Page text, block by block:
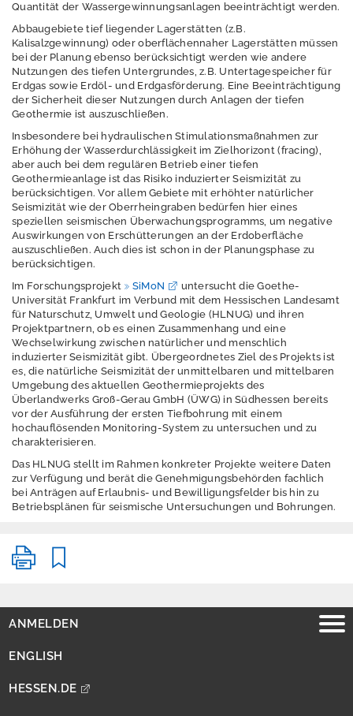
Projekt:
Überlandwerke
Groß-Gerau GmbH
Downloads und
Links
Geologie erleben
Geologische
Landesaufnahme
Geophysik
Geowissenschaftlic
hes Archiv
Landesplanung
Hydrogeologie
Nutzung tiefer
Anpassung
Quantität der Wassergewinnungsanlagen beeinträchtigt werden.
Abbaugebiete tief liegender Lagerstätten (z.B.
Kalisalzgewinnung) oder oberflächennaher Lagerstätten müssen
bei der Planung ebenso berücksichtigt werden wie andere
Nutzungen des tiefen Untergrundes, z.B. Untertagespeicher für
Erdgas sowie Erdöl- und Erdgasförderung. Eine Beeinträchtigung
der Sicherheit dieser Nutzungen durch Anlagen der tiefen
Geothermie ist auszuschließen.
Insbesondere bei hydraulischen Stimulationsmaßnahmen zur
Erhöhung der Wasserdurchlässigkeit im Zielhorizont (fracing),
aber auch bei dem regulären Betrieb einer tiefen
Geothermieanlage ist das Risiko induzierter Seismizität zu
berücksichtigen. Vor allem Gebiete mit erhöhter natürlicher
Seismizität wie der Oberrheingraben bedürfen hier eines
speziellen seismischen Überwachungsprogramms, um negative
Auswirkungen von Erschütterungen an der Erdoberfläche
auszuschließen. Auch dies ist schon in der Planungsphase zu
berücksichtigen.
Im Forschungsprojekt
SiMoN
untersucht die Goethe-
Universität Frankfurt im Verbund mit dem Hessischen Landesamt
für Naturschutz, Umwelt und Geologie (HLNUG) und ihren
Projektpartnern, ob es einen Zusammenhang und eine
Wechselwirkung zwischen natürlicher und menschlich
induzierter Seismizität gibt. Übergeordnetes Ziel des Projekts ist
es, die natürliche Seismizität der unmittelbaren und mittelbaren
Umgebung des aktuellen Geothermieprojekts des
Überlandwerks Groß-Gerau GmbH (ÜWG) in Südhessen bereits
vor der Ausführung der ersten Tiefbohrung mit einem
hochauflösenden Monitoring-System zu untersuchen und zu
charakterisieren.
Das HLNUG stellt im Rahmen konkreter Projekte weitere Daten
zur Verfügung und berät die Genehmigungsbehörden fachlich
bei Anträgen auf Erlaubnis- und Bewilligungsfelder bis hin zu
Betriebsplänen für seismische Untersuchungen und Bohrungen.
ANMELDEN
ENGLISH
HESSEN.DE